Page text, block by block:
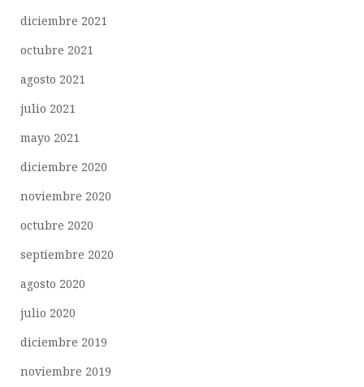
diciembre 2021
octubre 2021
agosto 2021
julio 2021
mayo 2021
diciembre 2020
noviembre 2020
octubre 2020
septiembre 2020
agosto 2020
julio 2020
diciembre 2019
noviembre 2019